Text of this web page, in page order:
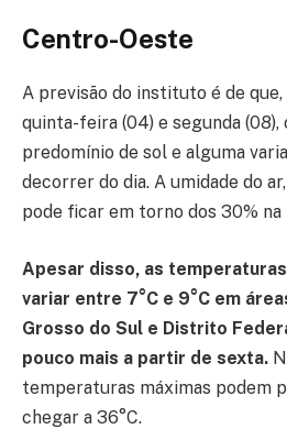
Centro-Oeste
A previsão do instituto é de
quinta-feira (04) e segunda
predomínio de sol e alguma
decorrer do dia. A umidade do
pode ficar em torno dos 30% na
Apesar disso, as
variar entre 7°C e 9°C em
Grosso do Sul e Distrito
pouco mais a partir de sexta.
temperaturas máximas podem
chegar a 36°C.